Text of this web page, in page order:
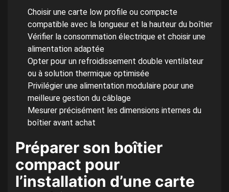
Choisir une carte low profile ou compacte
compatible avec la longueur et la hauteur du boîtier
Vérifier la consommation électrique et choisir une
alimentation adaptée
Opter pour un refroidissement double ventilateur
ou à solution thermique optimisée
Privilégier une alimentation modulaire pour une
meilleure gestion du câblage
Mesurer précisément les dimensions internes du
boîtier avant achat
Préparer son boîtier
compact pour
l’installation d’une carte